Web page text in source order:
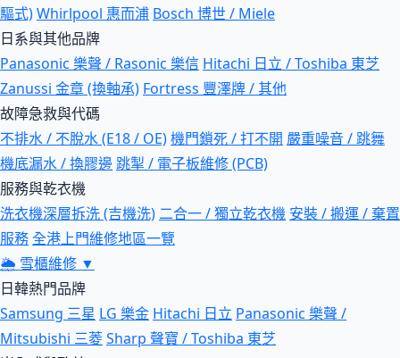
驅式)Whirlpool 惠而浦 Bosch 博世 / Miele
日系與其他品牌
Panasonic 樂聲 / Rasonic 樂信 Hitachi 日立 / Toshiba 東芝
Zanussi 金章 (換軸承) Fortress 豐澤牌 / 其他
故障急救與代碼
不排水 / 不脫水 (E18 / OE)機門鎖死 / 打不開 嚴重噪音 / 跳舞
機底漏水 / 換膠邊跳掣 / 電子板維修 (PCB)
服務與乾衣機
洗衣機深層拆洗 (吉機洗) 二合一 / 獨立乾衣機 安裝 / 搬運 / 棄置
服務全港上門維修地區一覽
🌦 雪櫃維修 ▼
日韓熱門品牌
Samsung 三星 LG 樂金 Hitachi 日立 Panasonic 樂聲 /
Mitsubishi 三菱Sharp 聲寶 / Toshiba 東芝